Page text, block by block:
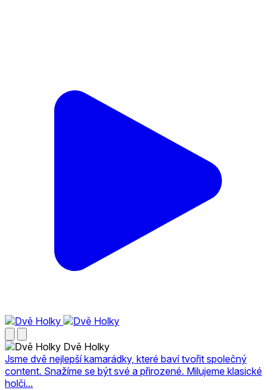
Dvě Holky
Jsme dvě nejlepší kamarádky, které baví tvořit společný
content. Snažíme se být své a přirozené. Milujeme klasické
holči...